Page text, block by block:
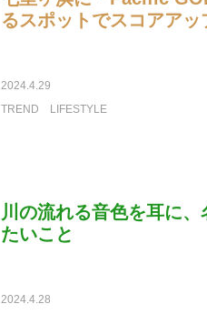
るスポットでスコアアッ
2024.4.29
TREND
LIFESTYLE
川の流れる音色を耳に
たいこと
2024.4.28